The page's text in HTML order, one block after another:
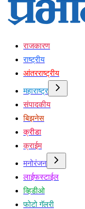
राजकारण
राष्ट्रीय
आंतरराष्ट्रीय
महाराष्ट्र
संपादकीय
बिझनेस
क्रीडा
क्राईम
मनोरंजन
लाईफस्टाईल
व्हिडीओ
फोटो गॅलरी